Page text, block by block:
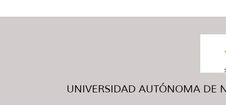
UNIVERSIDAD AUTÓNOMA DE